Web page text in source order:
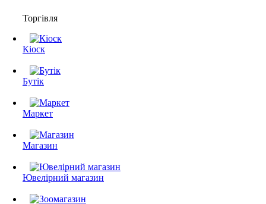
Торгівля
Кіоск
Бутік
Маркет
Магазин
Ювелірний магазин